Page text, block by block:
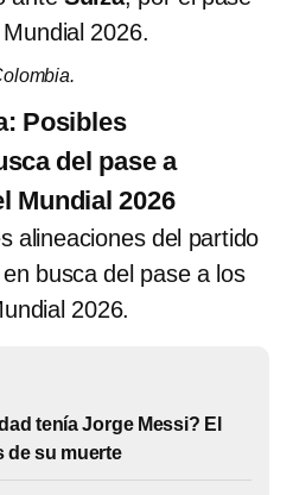
2026.
Posibles
del pase a
Mundial 2026
alineaciones del partido
busca del pase a los
2026.
tenía Jorge Messi? El
de su muerte